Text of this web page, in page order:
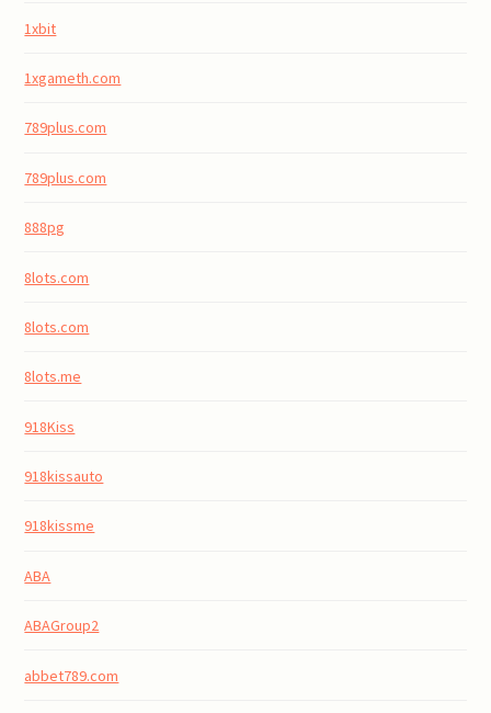
1xbit
1xgameth.com
789plus.com
789plus.com
888pg
8lots.com
8lots.com
8lots.me
918Kiss
918kissauto
918kissme
ABA
ABAGroup2
abbet789.com